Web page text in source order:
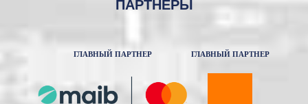
ПАРТНЕРЫ
ГЛАВНЫЙ ПАРТНЕР ГЛАВНЫЙ ПАРТНЕР